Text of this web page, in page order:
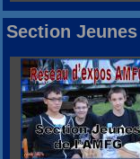
Section Jeunes